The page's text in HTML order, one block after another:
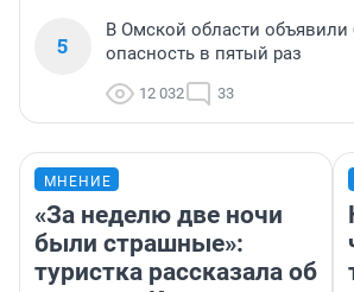
5
В Омской области объявили
опасность в пятый раз
12 032 33
МНЕНИЕ
«За неделю две ночи
были страшные»:
туристка рассказала об